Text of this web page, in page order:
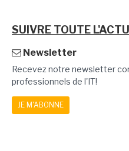
SUIVRE TOUTE
Newsletter
Recevez notre newsletter
professionnels de l'IT!
JE M'ABONNE